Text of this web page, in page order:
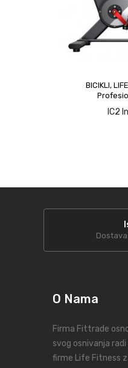
BICIKLI,
IC2
upit
O Nama
Firma Fittrade
svog osnivanja
firme Life Fitness